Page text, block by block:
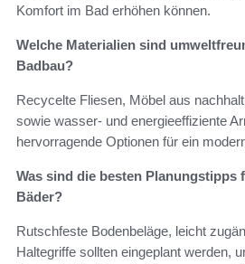
Komfort im Bad erhöhen können.
Welche Materialien sind
Badbau?
Recycelte Fliesen, Möbel aus
sowie wasser- und energieeffiziente
hervorragende Optionen für ein
Was sind die besten Planungstipps
Bäder?
Rutschfeste Bodenbeläge, leicht
Haltegriffe sollten eingeplant werden,